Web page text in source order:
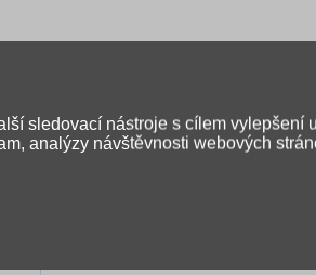
sledovací nástroje s cílem vylepšení
analýzy návštěvnosti webových